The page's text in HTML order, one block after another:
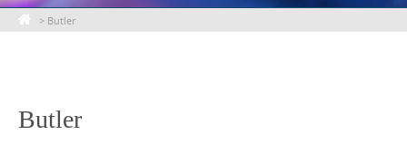
> Butler
Butler